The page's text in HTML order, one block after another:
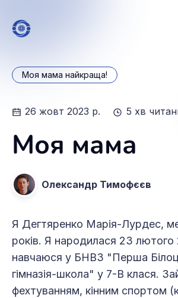
Моя мама найкраща!
26 жовт 2023 р. 5 хв
Моя мама
Олександр Тимофєєв
Я Дегтяренко Марія-Лурдес,
років. Я народилася 23
навчаюся у БНВЗ "Перша
гімназія-школа" у 7-В клася.
фехтуванням, кінним спортом